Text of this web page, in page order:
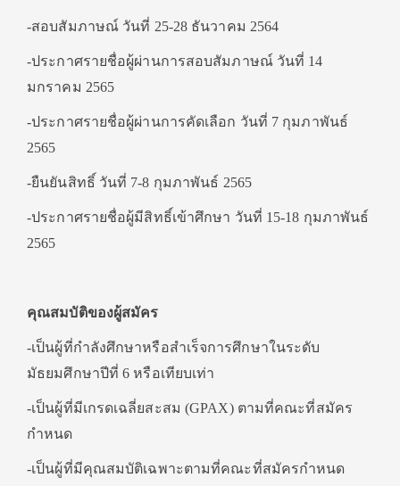
-สอบสัมภาษณ์ วันที่ 25-28 ธันวาคม 2564
-ประกาศรายชื่อผู้ผ่านการสอบสัมภาษณ์ วันที่ 14
มกราคม 2565
-ประกาศรายชื่อผู้ผ่านการคัดเลือก วันที่ 7 กุมภาพันธ์
2565
-ยืนยันสิทธิ์ วันที่ 7-8 กุมภาพันธ์ 2565
-ประกาศรายชื่อผู้มีสิทธิ์เข้าศึกษา วันที่ 15-18 กุมภาพันธ์
2565
คุณสมบัติของผู้สมัคร
-เป็นผู้ที่กำลังศึกษาหรือสำเร็จการศึกษาในระดับ
มัธยมศึกษาปีที่ 6 หรือเทียบเท่า
-เป็นผู้ที่มีเกรดเฉลี่ยสะสม (GPAX) ตามที่คณะที่สมัคร
กำหนด
-เป็นผู้ที่มีคุณสมบัติเฉพาะตามที่คณะที่สมัครกำหนด